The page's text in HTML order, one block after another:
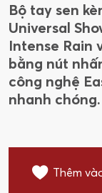
Bộ tay sen
Universal
Intense Rain
bằng nút
công nghệ
nhanh chóng.
Thêm